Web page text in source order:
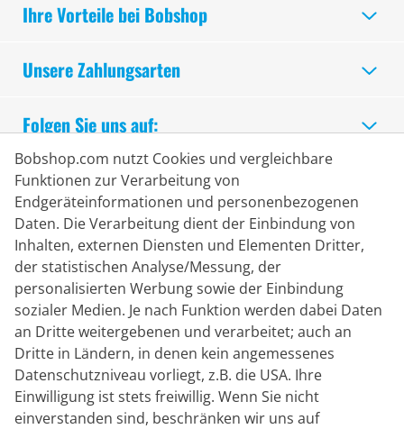
Ihre Vorteile bei Bobshop
Unsere Zahlungsarten
Folgen Sie uns auf:
Sicheres Einkaufen
Bobshop.com nutzt Cookies und vergleichbare
Funktionen zur Verarbeitung von
Endgeräteinformationen und personenbezogenen
Daten. Die Verarbeitung dient der Einbindung von
Inhalten, externen Diensten und Elementen Dritter,
der statistischen Analyse/Messung, der
personalisierten Werbung sowie der Einbindung
sozialer Medien. Je nach Funktion werden dabei Daten
an Dritte weitergebenen und verarbeitet; auch an
Dritte in Ländern, in denen kein angemessenes
Datenschutzniveau vorliegt, z.B. die USA. Ihre
Einwilligung ist stets freiwillig. Wenn Sie nicht
einverstanden sind, beschränken wir uns auf